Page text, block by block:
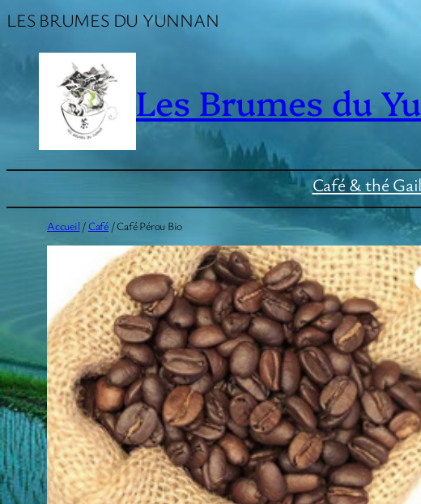
LES BRUMES DU YUNNAN
Les Brumes du
Café & thé
Accueil /Café/ Café Pérou Bio